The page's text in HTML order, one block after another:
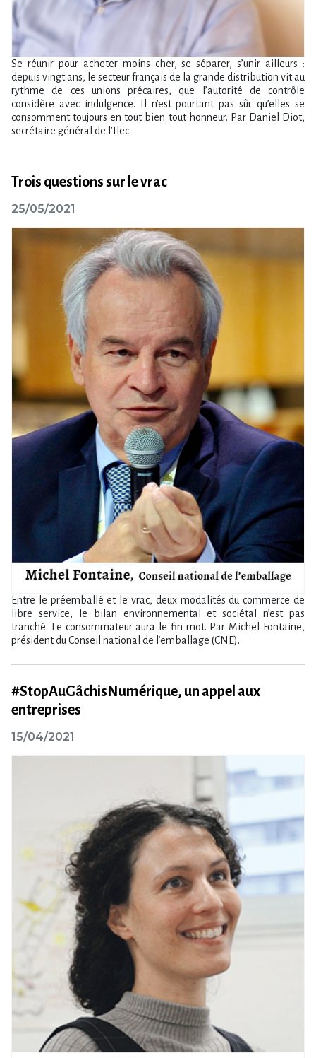
Se réunir pour acheter moins cher, se séparer, s’unir ailleurs :
depuis vingt ans, le secteur français de la grande distribution vit au
rythme de ces unions précaires, que l’autorité de contrôle
considère avec indulgence. Il n’est pourtant pas sûr qu’elles se
consomment toujours en tout bien tout honneur. Par Daniel Diot,
secrétaire général de l’Ilec.
Trois questions sur le vrac
25/05/2021
Entre le préemballé et le vrac, deux modalités du commerce de
libre service, le bilan environnemental et sociétal n’est pas
tranché. Le consommateur aura le fin mot. Par Michel Fontaine,
président du Conseil national de l’emballage (CNE).
#StopAuGâchisNumérique, un appel aux
entreprises
15/04/2021